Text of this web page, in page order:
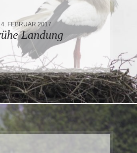
4. FEBRUAR 2017
Landung